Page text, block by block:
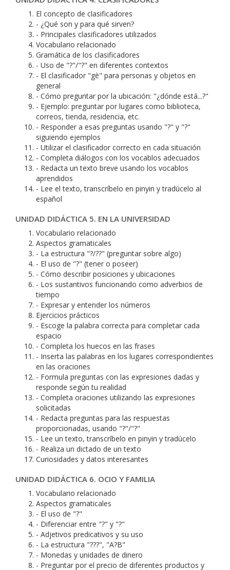
El concepto de clasificadores
- ¿Qué son y para qué sirven?
- Principales clasificadores utilizados
Vocabulario relacionado
Gramática de los clasificadores
- Uso de "?"/"?" en diferentes contextos
- El clasificador "gè" para personas y objetos en
general
- Cómo preguntar por la ubicación: "¿dónde está...?"
- Ejemplo: preguntar por lugares como biblioteca,
correos, tienda, residencia, etc.
- Responder a esas preguntas usando "?" y "?"
siguiendo ejemplos
- Utilizar el clasificador correcto en cada situación
- Completa diálogos con los vocablos adecuados
- Redacta un texto breve usando los vocablos
aprendidos
- Lee el texto, transcríbelo en pinyin y tradúcelo al
español
UNIDAD DIDÁCTICA 5. EN LA UNIVERSIDAD
Vocabulario relacionado
Aspectos gramaticales
- La estructura "?/??" (preguntar sobre algo)
- El uso de "?" (tener o poseer)
- Cómo describir posiciones y ubicaciones
- Los sustantivos funcionando como adverbios de
tiempo
- Expresar y entender los números
Ejercicios prácticos
- Escoge la palabra correcta para completar cada
espacio
- Completa los huecos en las frases
- Inserta las palabras en los lugares correspondientes
en las oraciones
- Formula preguntas con las expresiones dadas y
responde según tu realidad
- Completa oraciones utilizando las expresiones
solicitadas
- Redacta preguntas para las respuestas
proporcionadas, usando "?"/"?"
- Lee un texto, transcríbelo en pinyin y tradúcelo
- Realiza un dictado de un texto
Curiosidades y datos interesantes
UNIDAD DIDÁCTICA 6. OCIO Y FAMILIA
Vocabulario relacionado
Aspectos gramaticales
- El uso de "?"
- Diferenciar entre "?" y "?"
- Adjetivos predicativos y su uso
- La estructura "???", "A?B"
- Monedas y unidades de dinero
- Preguntar por el precio de diferentes productos y